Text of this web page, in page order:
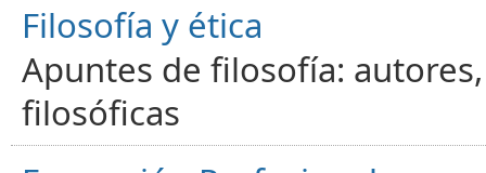
Filosofía y ética
Apuntes de filosofía:
filosóficas